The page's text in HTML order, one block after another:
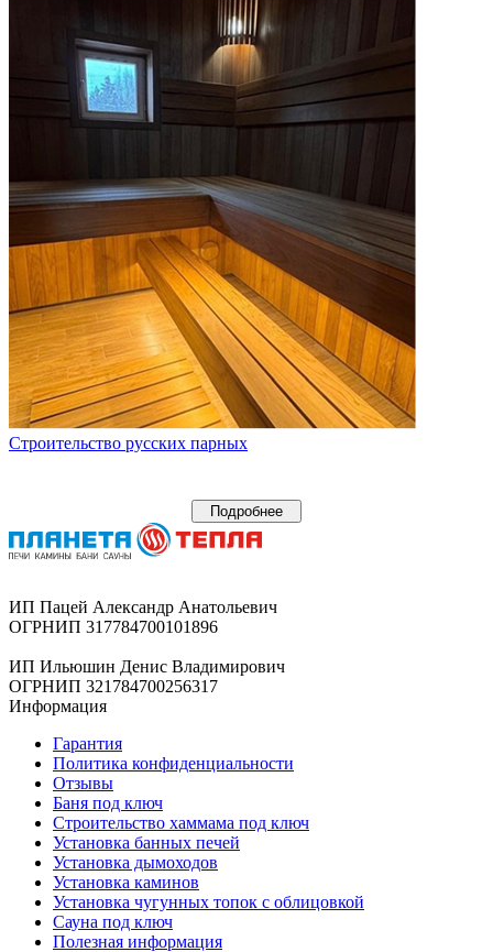
Строительство русских парных
Подробнее
ИП Пацей Александр Анатольевич
ОГРНИП 317784700101896
ИП Ильюшин Денис Владимирович
ОГРНИП 321784700256317
Информация
Гарантия
Политика конфиденциальности
Отзывы
Баня под ключ
Строительство хаммама под ключ
Установка банных печей
Установка дымоходов
Установка каминов
Установка чугунных топок с облицовкой
Сауна под ключ
Полезная информация